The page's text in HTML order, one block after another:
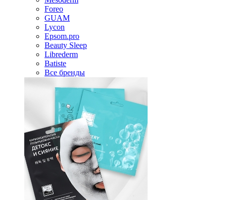
Foreo
GUAM
Lycon
Epsom.pro
Beauty Sleep
Librederm
Batiste
Все бренды